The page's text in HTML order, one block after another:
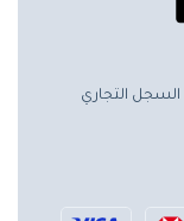
السجل التجاري